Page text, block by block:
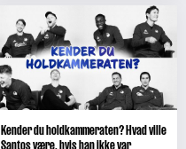
Kender du holdkammeraten? Hvad ville
Santos være, hvis han ikke var